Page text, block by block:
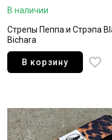
В наличии
Стрепы Пеппа и Стрэпа
Bichara
В корзину